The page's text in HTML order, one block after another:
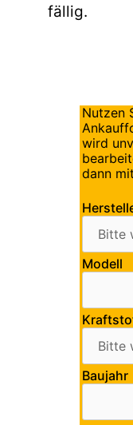
fällig.
Nutzen
wird
dann
Modell
Baujahr